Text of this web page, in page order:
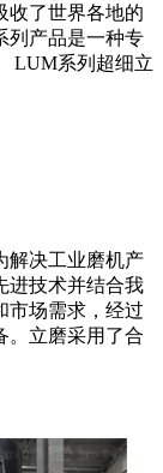
收了世界各地的
列产品是一种专
LUM系列超细立
解决工业磨机产
进技术并结合我
市场需求，经过
。立磨采用了合